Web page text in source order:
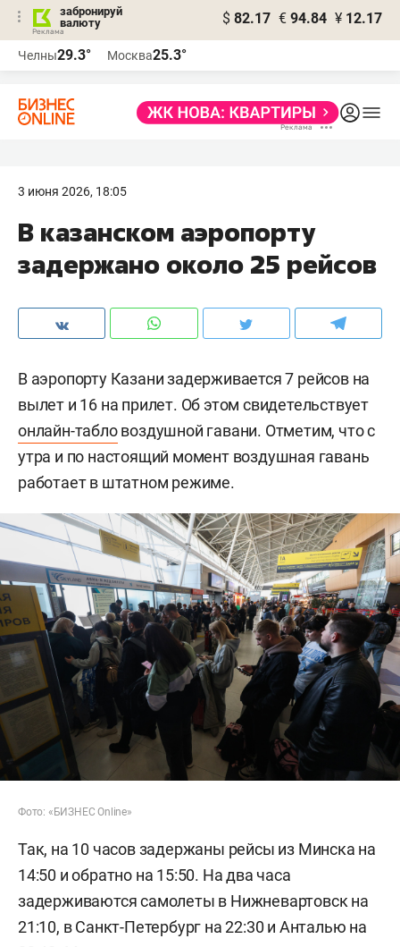
забронируй
валюту
$ 82.17 € 94.84 ¥ 12.17
Челны29.3° Москва25.3°
3 июня 2026, 18:05
В казанском аэропорту
задержано около 25 рейсов
В аэропорту Казани задерживается 7 рейсов на
вылет и 16 на прилет. Об этом свидетельствует
онлайн-табловоздушной гавани. Отметим, что с
утра и по настоящий момент воздушная гавань
работает в штатном режиме.
Фото: «БИЗНЕС Online»
Так, на 10 часов задержаны рейсы из Минска на
14:50 и обратно на 15:50. На два часа
задерживаются самолеты в Нижневартовск на
21:10, в Санкт-Петербург на 22:30 и Анталью на